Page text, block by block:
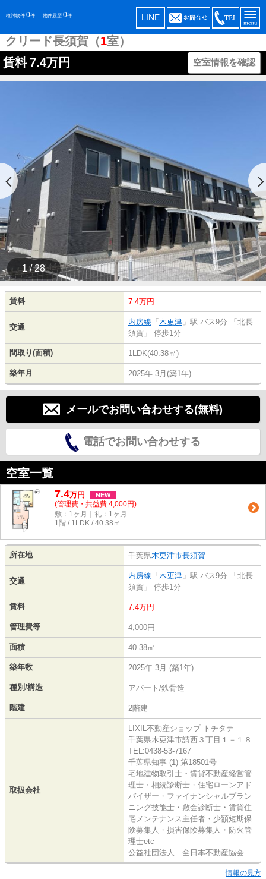
検討物件 0件 物件履歴 0件 LINE
クリード長須賀（1室）
賃料 7.4万円 空室情報を確認
1 / 28
賃料 7.4万円
交通
内房線 「 木更津 」駅 バス9分 「北長
須賀」 停歩1分
間取り(面積) 1LDK(40.38㎡)
築年月 2025年 3月(築1年)
メールでお問い合わせする(無料)
電話でお問い合わせする
空室一覧
7.4万円 NEW
(管理費・共益費 4,000円)
敷：1ヶ月｜礼：1ヶ月
1階 / 1LDK / 40.38㎡
所在地 千葉県木更津市長須賀
交通
内房線 「 木更津 」駅 バス9分 「北長
須賀」 停歩1分
賃料 7.4万円
管理費等 4,000円
面積 40.38㎡
築年数 2025年 3月 (築1年)
種別/構造 アパート/鉄骨造
階建 2階建
取扱会社
LIXIL不動産ショップ トチタテ
千葉県木更津市請西３丁目１－１８
TEL:0438-53-7167
千葉県知事 (1) 第18501号
宅地建物取引士・賃貸不動産経営管
理士・相続診断士・住宅ローンアド
バイザー・ファイナンシャルプラン
ニング技能士・敷金診断士・賃貸住
宅メンテナンス主任者・少額短期保
険募集人・損害保険募集人・防火管
理士etc
公益社団法人 全日本不動産協会
情報の見方